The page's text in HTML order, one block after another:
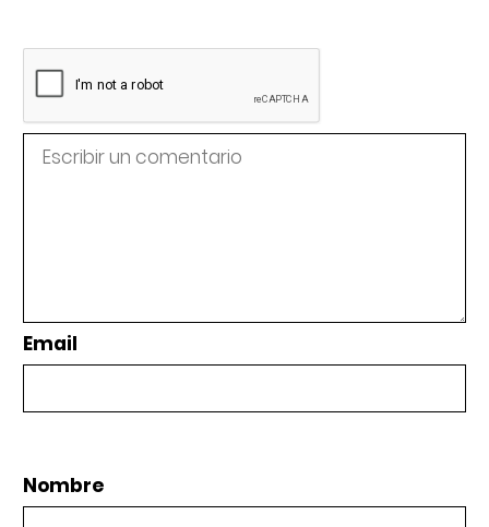
Email
Nombre